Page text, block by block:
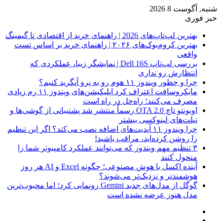
شنبه, آگوست 8 2026
خبر فوری
بهترین لپ‌تاپ‌های 2026 | راهنمای خرید از اقتصادی تا گیمینگ
بهترین کروم‌بوک‌های ۲۰۲۶ | راهنمای خرید بر اساس تست
واقعی
بررسی لپ‌تاپ Dell 16S | نمایشگر زیبا، عملکردی که
انتظارش رو نداری
چرا و چطور ویندوز ۱۱ هوم رو به پرو آپگرید کنیم؟
مایکروسافت اعتراف کرد اپلیکیشن‌های ویندوز ۱۱ رم زیادی
مصرف می‌کنند؛ راه‌حل در راه است
اوبونتو تاچ OTA 2.0 رسماً منتشر شد پشتیبانی از گوشی‌ها و
تبلت‌های لینوکسی بیشتر
چرا ویندوز ۱۱ آپدیت‌های اضافه نصب می‌کند؟ اگر این تنظیم
را روشن کرده‌اید، مراقب باشید!
۳ تنظیم مهم ویندوز که می‌توانند عملکرد کامپیوتر شما را
متحول کنند
آینده اکسل با هوش مصنوعی؛ چگونه Excel و AI هر روز
هوشمندتر و نزدیک‌تر می‌شوند؟
گوگل از مدل‌های جدید Gemini رونمایی کرد؛ اما محبوب‌ترین
مدل هنوز عرضه نشده است